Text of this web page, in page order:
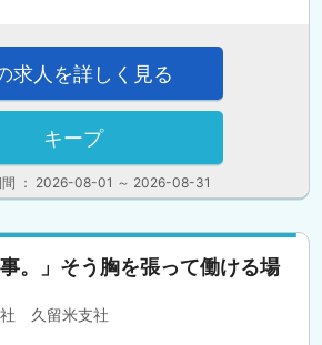
間 ： 2026-08-01 ～ 2026-08-31
求人を詳しく見る
キープ
事。」そう胸を張って働ける場
社 久留米支社